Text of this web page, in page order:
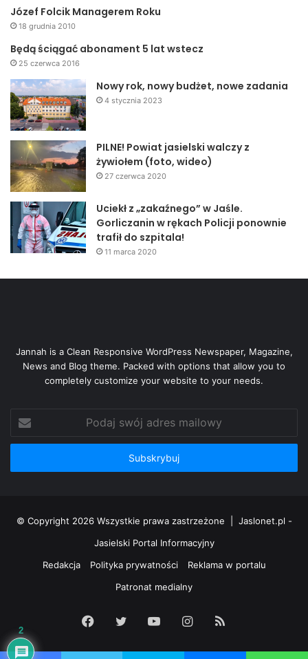
Józef Folcik Managerem Roku
18 grudnia 2010
Będą ściągać abonament 5 lat wstecz
25 czerwca 2016
Nowy rok, nowy budżet, nowe zadania
4 stycznia 2023
PILNE! Powiat jasielski walczy z
żywiołem (foto, wideo)
27 czerwca 2020
Uciekł z „zakaźnego” w Jaśle.
Gorliczanin w rękach Policji ponownie
trafił do szpitala!
11 marca 2020
Jannah is a Clean Responsive WordPress Newspaper, Magazine,
News and Blog theme. Packed with options that allow you to
completely customize your website to your needs.
swój
adres
© Copyright 2026 Wszystkie prawa zastrzeżone | Jaslonet.pl -
Jasielski Portal Informacyjny
Redakcja
Polityka prywatności
Reklama w portalu
Patronat medialny
Facebook
Twitter YouTubeInstagram
2